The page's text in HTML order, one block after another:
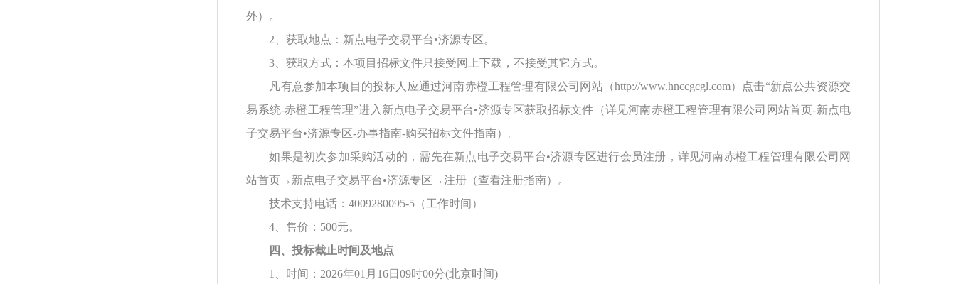
外）。
2、获取地点：新点电子交易平台•济源专区。
3、获取方式：本项目招标文件只接受网上下载，不接受其它方式。
凡有意参加本项目的投标人应通过河南赤橙工程管理有限公司网站（http://www.hnccgcgl.com）点击“新点公共资源交
易系统-赤橙工程管理”进入新点电子交易平台•济源专区获取招标文件（详见河南赤橙工程管理有限公司网站首页-新点电
子交易平台•济源专区-办事指南-购买招标文件指南）。
如果是初次参加采购活动的，需先在新点电子交易平台•济源专区进行会员注册，详见河南赤橙工程管理有限公司网
站首页→新点电子交易平台•济源专区→注册（查看注册指南）。
技术支持电话：4009280095-5（工作时间）
4、售价：500元。
四、投标截止时间及地点
1、时间：2026年01月16日09时00分(北京时间)